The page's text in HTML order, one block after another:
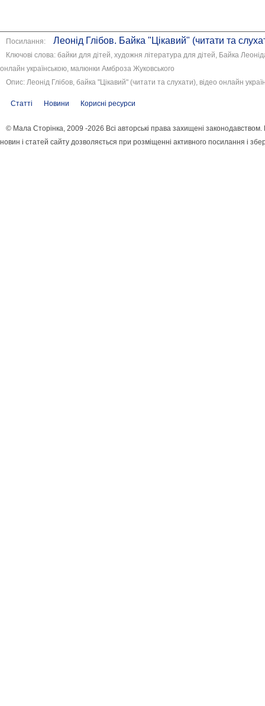
Посилання: Леонід Глібов. Байка "Цікавий" (читати та
Ключові слова: байки для дітей, художня література для дітей, Байка
онлайн українською, малюнки Амброза Жуковського
Опис: Леонід Глібов, байка "Цікавий" (читати та слухати), відео онлайн
Статті Новини Корисні ресурси
© Мала Сторінка, 2009 -2026 Всі авторські права захищені
новин і статей сайту дозволяється при розміщенні активного посилання і